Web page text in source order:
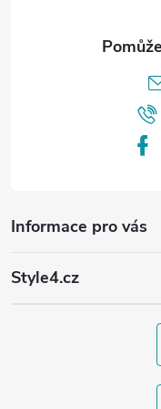
Informace pro vás
Style4.cz